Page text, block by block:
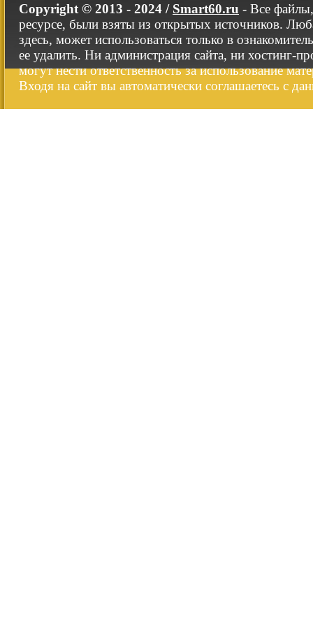
Copyright © 2013 - 2024 / Smart60.ru - Все
ресурсе, были взяты из открытых источников.
здесь, может использоваться только в
ее удалить. Ни администрация сайта, ни хостинг-
могут нести ответственность за использование
Входя на сайт вы автоматически соглашаетесь с